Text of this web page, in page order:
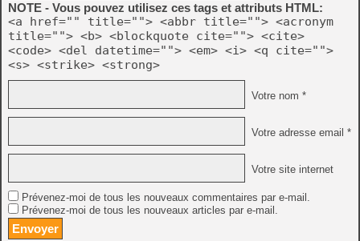
NOTE - Vous pouvez utilisez ces tags et attributs HTML:
<a href="" title=""> <abbr title=""> <acronym
title=""> <b> <blockquote cite=""> <cite>
<code> <del datetime=""> <em> <i> <q cite="">
<s> <strike> <strong>
Votre nom *
Votre adresse email *
Votre site internet
Prévenez-moi de tous les nouveaux commentaires par e-mail.
Prévenez-moi de tous les nouveaux articles par e-mail.